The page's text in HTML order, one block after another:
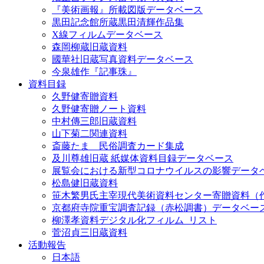
『美術画報』所載図版データベース
黒田記念館所蔵黒田清輝作品集
X線フィルムデータベース
森岡柳蔵旧蔵資料
國華社旧蔵写真資料データベース
今泉雄作『記事珠』
資料目録
久野健寄贈資料
久野健寄贈ノート資料
中村傳三郎旧蔵資料
山下菊二関連資料
斎藤たま 民俗調査カード集成
及川尊雄旧蔵 紙媒体資料目録データベース
展覧会における新型コロナウイルスの影響データ
松島健旧蔵資料
笹木繁男氏主宰現代美術資料センター寄贈資料（
京都府寺院重宝調査記録（赤松調書）データベー
柳澤孝資料デジタル化フィルム_リスト
菅沼貞三旧蔵資料
活動報告
日本語